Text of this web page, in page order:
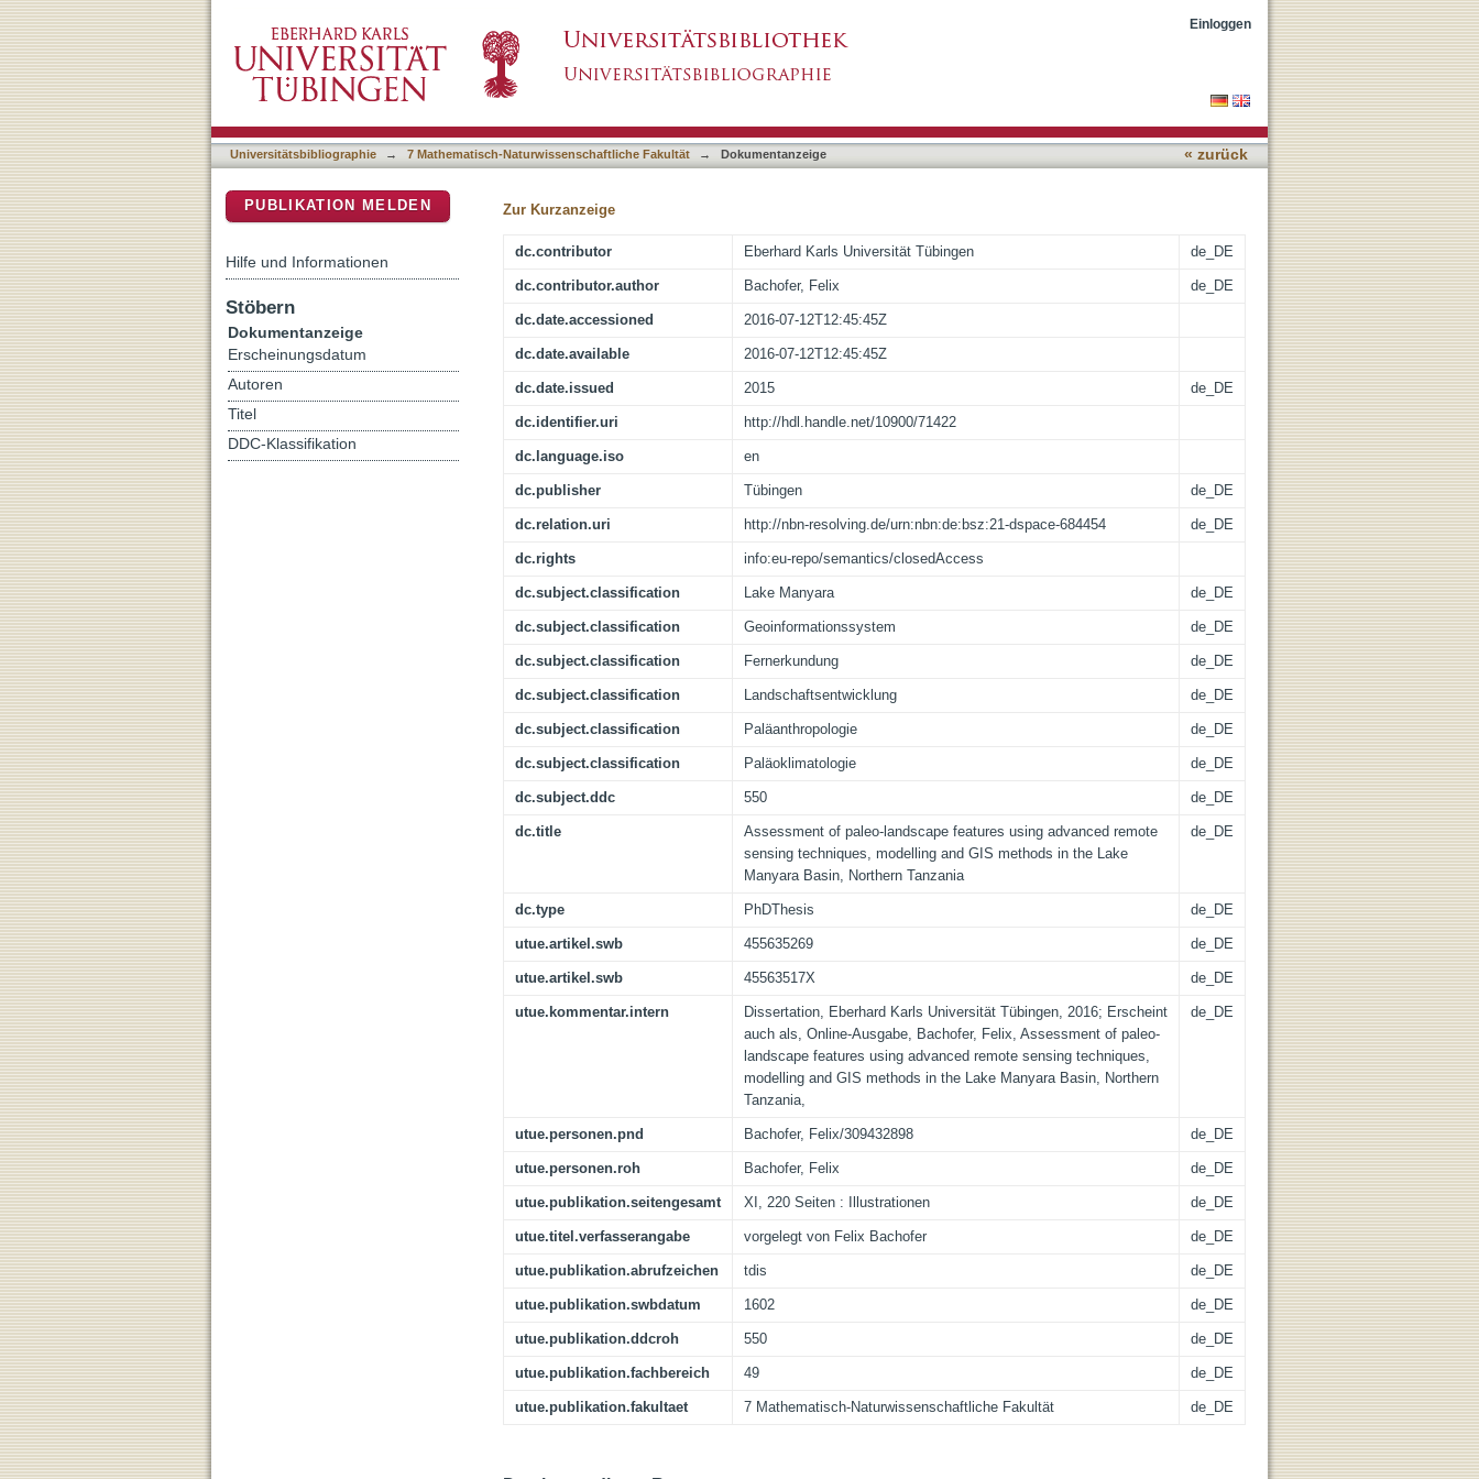
Assessment of paleo-landscape features using advanced remote sensing techniques, modelling
and GIS methods in the Lake Manyara Basin, Northern Tanzania
Einloggen
Universitätsbibliographie → 7 Mathematisch-Naturwissenschaftliche Fakultät → Dokumentanzeige « zurück
Zur Kurzanzeige
dc.contributor Eberhard Karls Universität Tübingen de_DE
dc.contributor.author Bachofer, Felix de_DE
dc.date.accessioned 2016-07-12T12:45:45Z
dc.date.available 2016-07-12T12:45:45Z
dc.date.issued 2015 de_DE
dc.identifier.uri http://hdl.handle.net/10900/71422
dc.language.iso en
dc.publisher Tübingen de_DE
dc.relation.uri http://nbn-resolving.de/urn:nbn:de:bsz:21-dspace-684454 de_DE
dc.rights info:eu-repo/semantics/closedAccess
dc.subject.classification Lake Manyara de_DE
dc.subject.classification Geoinformationssystem de_DE
dc.subject.classification Fernerkundung de_DE
dc.subject.classification Landschaftsentwicklung de_DE
dc.subject.classification Paläanthropologie de_DE
dc.subject.classification Paläoklimatologie de_DE
dc.subject.ddc 550 de_DE
dc.title
Assessment of paleo-landscape features using advanced remote
sensing techniques, modelling and GIS methods in the Lake
Manyara Basin, Northern Tanzania
de_DE
dc.type PhDThesis de_DE
utue.artikel.swb 455635269 de_DE
utue.artikel.swb 45563517X de_DE
utue.kommentar.intern
Dissertation, Eberhard Karls Universität Tübingen, 2016; Erscheint
auch als, Online-Ausgabe, Bachofer, Felix, Assessment of paleo-
landscape features using advanced remote sensing techniques,
modelling and GIS methods in the Lake Manyara Basin, Northern
Tanzania,
de_DE
utue.personen.pnd Bachofer, Felix/309432898 de_DE
utue.personen.roh Bachofer, Felix de_DE
utue.publikation.seitengesamt XI, 220 Seiten : Illustrationen de_DE
utue.titel.verfasserangabe vorgelegt von Felix Bachofer de_DE
utue.publikation.abrufzeichen tdis de_DE
utue.publikation.swbdatum 1602 de_DE
utue.publikation.ddcroh 550 de_DE
utue.publikation.fachbereich 49 de_DE
utue.publikation.fakultaet 7 Mathematisch-Naturwissenschaftliche Fakultät de_DE
PUBLIKATION MELDEN
Hilfe und Informationen
Stöbern
Dokumentanzeige
Erscheinungsdatum
Autoren
Titel
DDC-Klassifikation